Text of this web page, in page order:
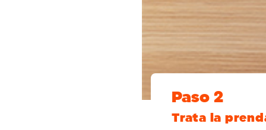
Paso 2
Trata la